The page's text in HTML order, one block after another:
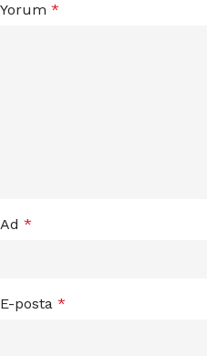
Yorum *
Ad *
E-posta *